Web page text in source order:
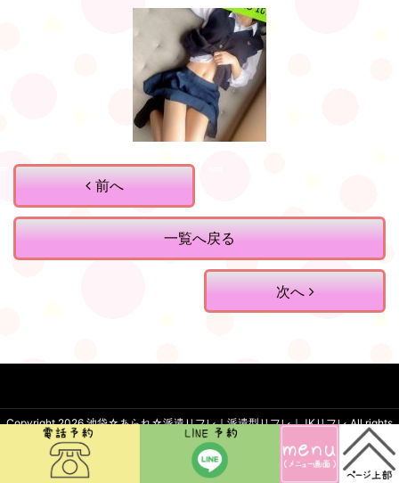
前へ
一覧へ戻る
次へ
Copyright 2026池袋☆あられ☆派遣リフレ｜派遣型リフレ｜JKリフレ.All rights
reserved